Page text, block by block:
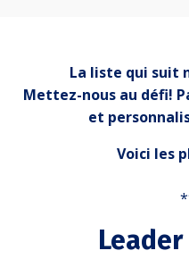
La liste qui suit
Mettez-nous au défi!
et
Voici les